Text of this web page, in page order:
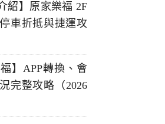
紹】原家樂福 2F
車折抵與捷運攻
】APP轉換、會
完整攻略（2026